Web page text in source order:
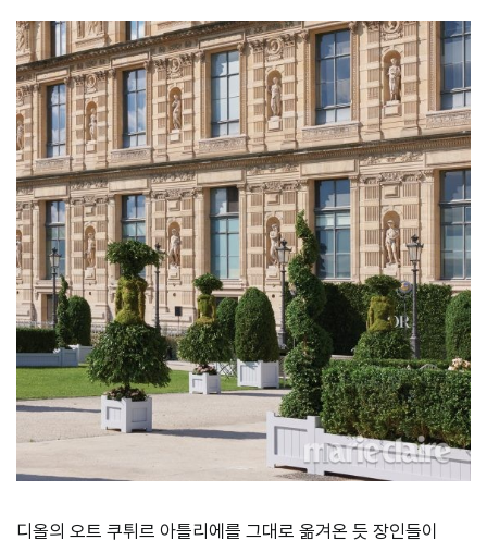
디올의 오트 쿠튀르 아틀리에를 그대로 옮겨온 듯 장인들이